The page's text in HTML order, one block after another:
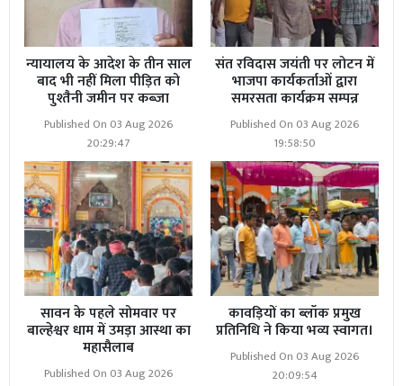
न्यायालय के आदेश के तीन साल
बाद भी नहीं मिला पीड़ित को
पुश्तैनी जमीन पर कब्जा
Published On 03 Aug 2026
20:29:47
संत रविदास जयंती पर लोटन में
भाजपा कार्यकर्ताओं द्वारा
समरसता कार्यक्रम सम्पन्न
Published On 03 Aug 2026
19:58:50
सावन के पहले सोमवार पर
बाल्हेश्वर धाम में उमड़ा आस्था का
महासैलाब
Published On 03 Aug 2026
कावड़ियों का ब्लॉक प्रमुख
प्रतिनिधि ने किया भव्य स्वागत।
Published On 03 Aug 2026
20:09:54